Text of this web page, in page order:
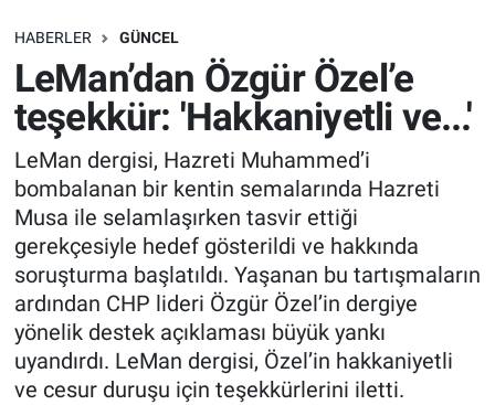
HABERLER GÜNCEL
LeMan’dan Özgür Özel’e
teşekkür: 'Hakkaniyetli ve...'
LeMan dergisi, Hazreti Muhammed’i
bombalanan bir kentin semalarında Hazreti
Musa ile selamlaşırken tasvir ettiği
gerekçesiyle hedef gösterildi ve hakkında
soruşturma başlatıldı. Yaşanan bu tartışmaların
ardından CHP lideri Özgür Özel’in dergiye
yönelik destek açıklaması büyük yankı
uyandırdı. LeMan dergisi, Özel’in hakkaniyetli
ve cesur duruşu için teşekkürlerini iletti.
SAĞLIK
EKONOMİ
EĞİTİM
ÖZEL HABER
Keşfet
ASTROLOJİ
MANŞET